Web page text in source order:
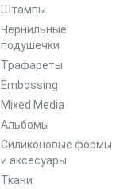
Штампы
Чернильные
подушечки
Трафареты
Embossing
Mixed Media
Альбомы
Силиконовые формы
и аксесуары
Ткани